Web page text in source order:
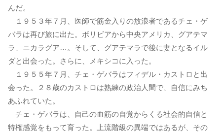
んだ。
１９５３年７月、医師で筋金入りの放浪者であるチェ・ゲ
バラは再び旅に出た。ボリビアから中央アメリカ、グアテマ
ラ、ニカラグア…。そして、グアテマラで後に妻となるイル
ダと出会った。さらに、メキシコに入った。
１９５５年７月、チェ・ゲバラはフィデル・カストロと出
会った。２８歳のカストロは熟練の政治人間で、自信にみち
あふれていた。
チェ・ゲバラは、自己の血筋の自覚からくる社会的自信と
特権感覚をもって育った。上流階級の異端ではあるが、その